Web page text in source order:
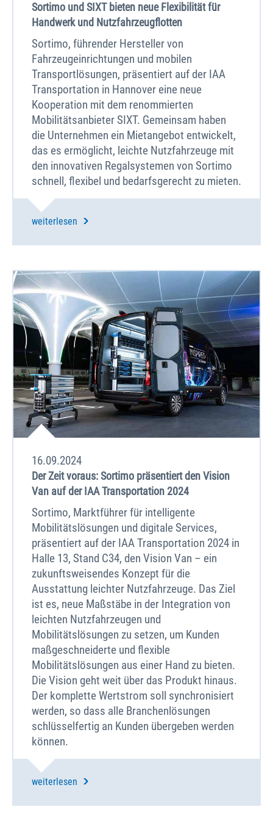
Sortimo und SIXT bieten neue Flexibilität für
Handwerk und Nutzfahrzeugflotten
Sortimo, führender Hersteller von
Fahrzeugeinrichtungen und mobilen
Transportlösungen, präsentiert auf der IAA
Transportation in Hannover eine neue
Kooperation mit dem renommierten
Mobilitätsanbieter SIXT. Gemeinsam haben
die Unternehmen ein Mietangebot entwickelt,
das es ermöglicht, leichte Nutzfahrzeuge mit
den innovativen Regalsystemen von Sortimo
schnell, flexibel und bedarfsgerecht zu mieten.
weiterlesen
16.09.2024
Der Zeit voraus: Sortimo präsentiert den Vision
Van auf der IAA Transportation 2024
Sortimo, Marktführer für intelligente
Mobilitätslösungen und digitale Services,
präsentiert auf der IAA Transportation 2024 in
Halle 13, Stand C34, den Vision Van – ein
zukunftsweisendes Konzept für die
Ausstattung leichter Nutzfahrzeuge. Das Ziel
ist es, neue Maßstäbe in der Integration von
leichten Nutzfahrzeugen und
Mobilitätslösungen zu setzen, um Kunden
maßgeschneiderte und flexible
Mobilitätslösungen aus einer Hand zu bieten.
Die Vision geht weit über das Produkt hinaus.
Der komplette Wertstrom soll synchronisiert
werden, so dass alle Branchenlösungen
schlüsselfertig an Kunden übergeben werden
können.
weiterlesen